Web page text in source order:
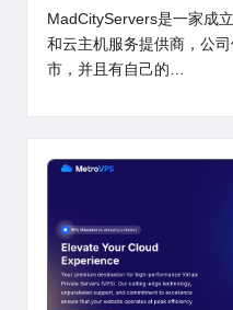
MadCityServers是一家成
和云主机服务提供商，公
市，并且有自己的…